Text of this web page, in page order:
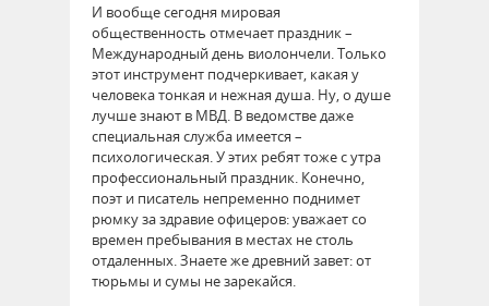
И вообще сегодня мировая
общественность отмечает праздник –
Международный день виолончели. Только
этот инструмент подчеркивает, какая у
человека тонкая и нежная душа. Ну, о душе
лучше знают в МВД. В ведомстве даже
специальная служба имеется –
психологическая. У этих ребят тоже с утра
профессиональный праздник. Конечно,
поэт и писатель непременно поднимет
рюмку за здравие офицеров: уважает со
времен пребывания в местах не столь
отдаленных. Знаете же древний завет: от
тюрьмы и сумы не зарекайся.